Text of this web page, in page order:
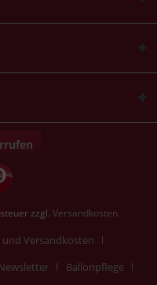
zzgl. Versandkosten
und Versandkosten
Ballonpflege